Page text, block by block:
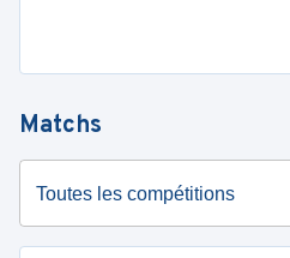
Matchs
Toutes les compétitions